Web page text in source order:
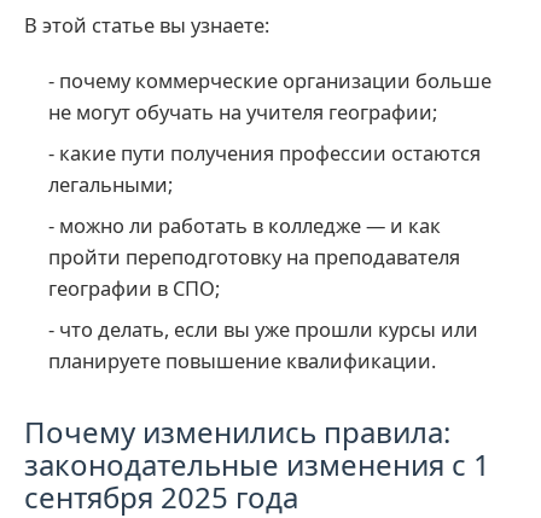
В этой статье вы узнаете:
- почему коммерческие организации больше
не могут обучать на учителя географии;
- какие пути получения профессии остаются
легальными;
- можно ли работать в колледже — и как
пройти переподготовку на преподавателя
географии в СПО;
- что делать, если вы уже прошли курсы или
планируете повышение квалификации.
Почему изменились правила:
законодательные изменения с 1
сентября 2025 года